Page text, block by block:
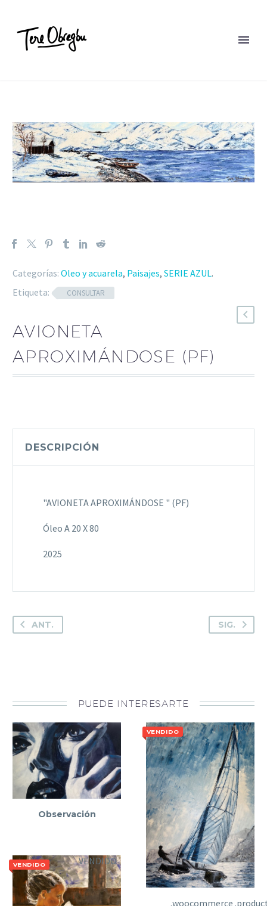
Categorías: Oleo y acuarela, Paisajes, SERIE AZUL.
Etiqueta:
CONSULTAR
AVIONETA
APROXIMÁNDOSE (PF)
DESCRIPCIÓN
"AVIONETA APROXIMÁNDOSE " (PF)
Óleo A 20 X 80
2025
ANT. SIG.
PUEDE INTERESARTE
Observación
VENDIDO VENDIDO
VENDIDO VENDIDO